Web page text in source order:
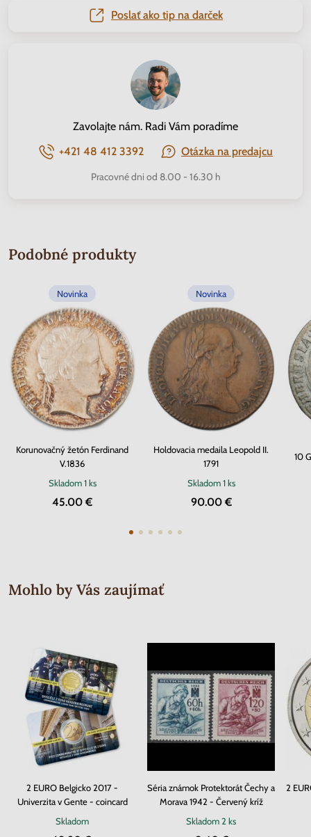
Poslať ako tip na darček
Zavolajte nám. Radi Vám poradíme
+421 48 412 3392
Otázka na predajcu
Pracovné dni od 8.00 - 16.30 h
Podobné produkty
Novinka
Korunovačný žetón Ferdinand
V.1836
Skladom1 ks
45.00 €
Novinka
Holdovacia medaila Leopold II.
1791
Skladom1 ks
90.00 €
10
Mohlo by Vás zaujímať
2 EURO Belgicko 2017 -
Univerzita v Gente - coincard
Skladom
Séria známok Protektorát Čechy a
Morava 1942 - Červený kríž
Skladom2 ks
2